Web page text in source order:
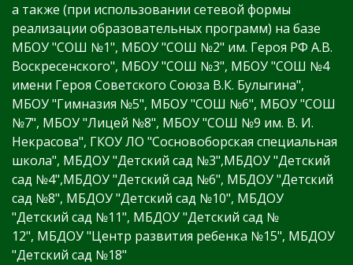
а также (при использовании сетевой формы
реализации образовательных программ) на базе
МБОУ "СОШ №1", МБОУ "СОШ №2" им. Героя РФ А.В.
Воскресенского", МБОУ "СОШ №3", МБОУ "СОШ №4
имени Героя Советского Союза В.К. Булыгина",
МБОУ "Гимназия №5", МБОУ "СОШ №6", МБОУ "СОШ
№7", МБОУ "Лицей №8", МБОУ "СОШ №9 им. В. И.
Некрасова", ГКОУ ЛО "Сосновоборская специальная
школа", МБДОУ "Детский сад №3",МБДОУ "Детский
сад №4",МБДОУ "Детский сад №6", МБДОУ "Детский
сад №8", МБДОУ "Детский сад №10", МБДОУ
"Детский сад №11", МБДОУ "Детский сад №
12", МБДОУ "Центр развития ребенка №15", МБДОУ
"Детский сад №18"